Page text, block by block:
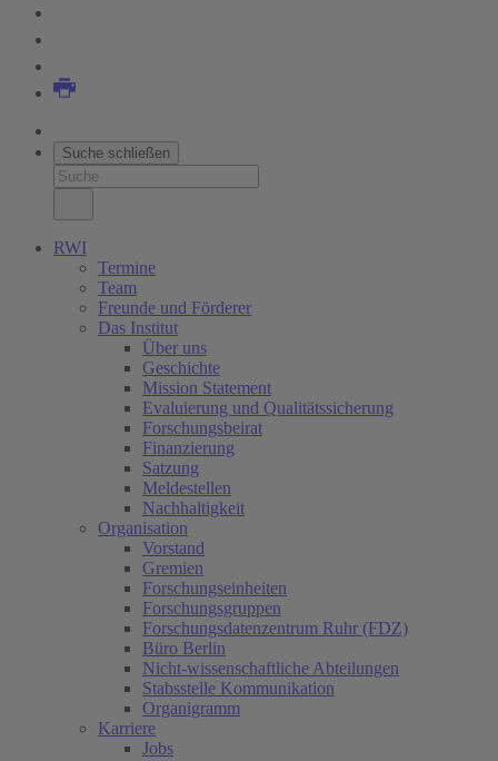
Suche schließen
RWI
Termine
Team
Freunde und Förderer
Das Institut
Über uns
Geschichte
Mission Statement
Evaluierung und Qualitätssicherung
Forschungsbeirat
Finanzierung
Satzung
Meldestellen
Nachhaltigkeit
Organisation
Vorstand
Gremien
Forschungseinheiten
Forschungsgruppen
Forschungsdatenzentrum Ruhr (FDZ)
Büro Berlin
Nicht-wissenschaftliche Abteilungen
Stabsstelle Kommunikation
Organigramm
Karriere
Jobs